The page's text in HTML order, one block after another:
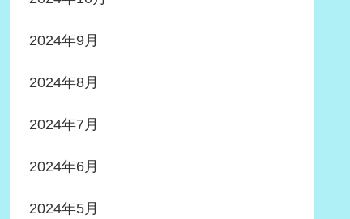
2024年9月
2024年8月
2024年7月
2024年6月
2024年5月